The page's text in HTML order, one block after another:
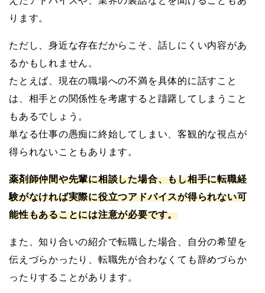
ります。
ただし、身近な存在だからこそ、話しにくい内容があ
るかもしれません。
たとえば、現在の職場への不満を具体的に話すこと
は、相手との関係性を考慮すると躊躇してしまうこと
もあるでしょう。
単なる仕事の愚痴に終始してしまい、客観的な視点が
得られないこともあります。
薬剤師仲間や先輩に相談した場合、もし相手に転職経
験がなければ実際に役立つアドバイスが得られない可
能性もあることには注意が必要です。
また、知り合いの紹介で転職した場合、自分の希望を
伝えづらかったり、転職先が合わなくても辞めづらか
ったりすることがあります。